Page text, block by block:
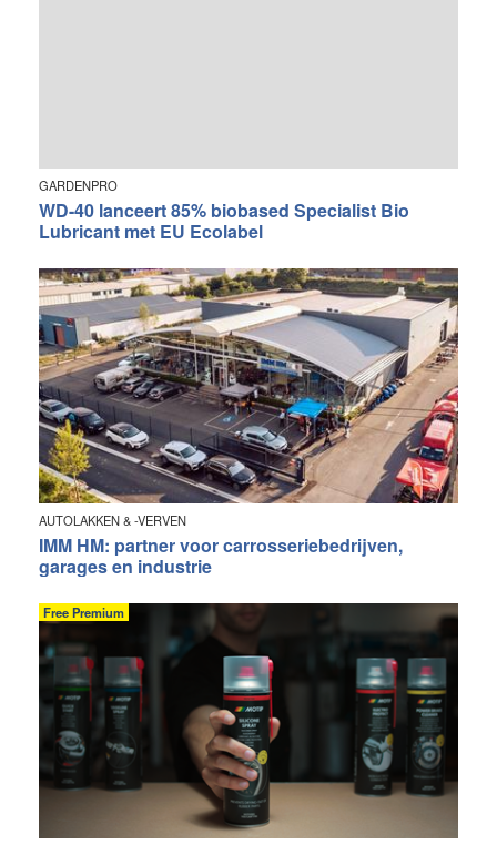
GARDENPRO
WD-40 lanceert 85% biobased Specialist Bio
Lubricant met EU Ecolabel
AUTOLAKKEN & -VERVEN
IMM HM: partner voor carrosseriebedrijven,
garages en industrie
Free Premium